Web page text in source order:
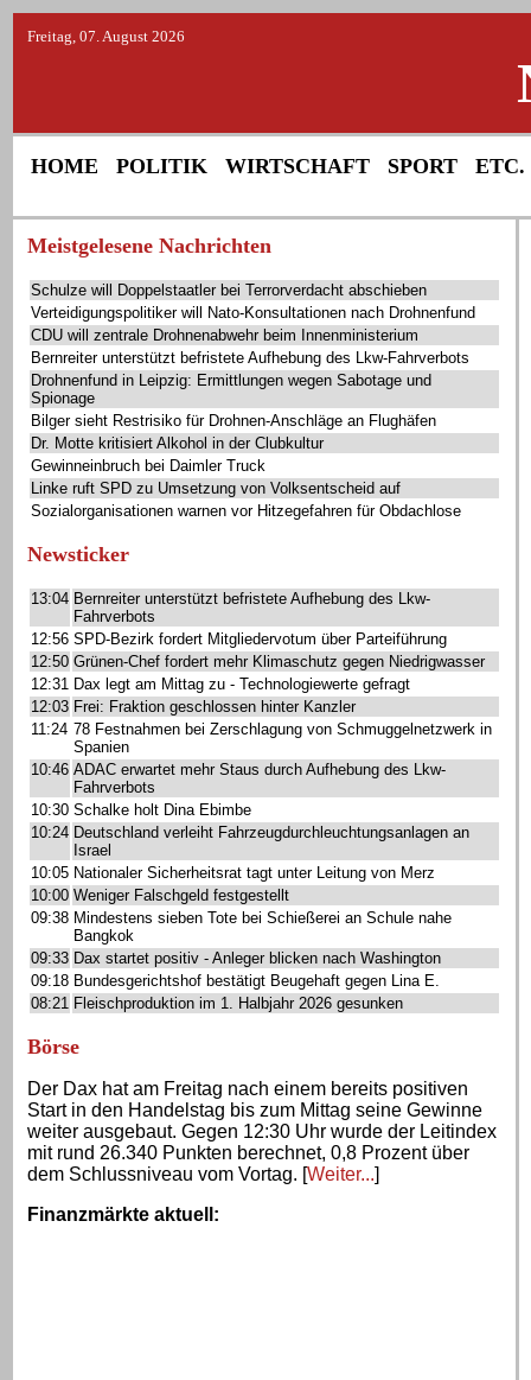
Freitag, 07. August 2026
HOME POLITIK WIRTSCHAFT SPORT ETC.
Meistgelesene Nachrichten
Schulze will Doppelstaatler bei Terrorverdacht abschieben
Verteidigungspolitiker will Nato-Konsultationen nach Drohnenfund
CDU will zentrale Drohnenabwehr beim Innenministerium
Bernreiter unterstützt befristete Aufhebung des Lkw-Fahrverbots
Drohnenfund in Leipzig: Ermittlungen wegen Sabotage und
Spionage
Bilger sieht Restrisiko für Drohnen-Anschläge an Flughäfen
Dr. Motte kritisiert Alkohol in der Clubkultur
Gewinneinbruch bei Daimler Truck
Linke ruft SPD zu Umsetzung von Volksentscheid auf
Sozialorganisationen warnen vor Hitzegefahren für Obdachlose
Newsticker
13:04 Bernreiter unterstützt befristete Aufhebung des Lkw-
Fahrverbots
12:56 SPD-Bezirk fordert Mitgliedervotum über Parteiführung
12:50 Grünen-Chef fordert mehr Klimaschutz gegen Niedrigwasser
12:31 Dax legt am Mittag zu - Technologiewerte gefragt
12:03 Frei: Fraktion geschlossen hinter Kanzler
11:24 78 Festnahmen bei Zerschlagung von Schmuggelnetzwerk in
Spanien
10:46 ADAC erwartet mehr Staus durch Aufhebung des Lkw-
Fahrverbots
10:30 Schalke holt Dina Ebimbe
10:24 Deutschland verleiht Fahrzeugdurchleuchtungsanlagen an
Israel
10:05 Nationaler Sicherheitsrat tagt unter Leitung von Merz
10:00 Weniger Falschgeld festgestellt
09:38 Mindestens sieben Tote bei Schießerei an Schule nahe
Bangkok
09:33 Dax startet positiv - Anleger blicken nach Washington
09:18 Bundesgerichtshof bestätigt Beugehaft gegen Lina E.
08:21 Fleischproduktion im 1. Halbjahr 2026 gesunken
Börse
Der Dax hat am Freitag nach einem bereits positiven
Start in den Handelstag bis zum Mittag seine Gewinne
weiter ausgebaut. Gegen 12:30 Uhr wurde der Leitindex
mit rund 26.340 Punkten berechnet, 0,8 Prozent über
dem Schlussniveau vom Vortag. [Weiter...]
Finanzmärkte aktuell :